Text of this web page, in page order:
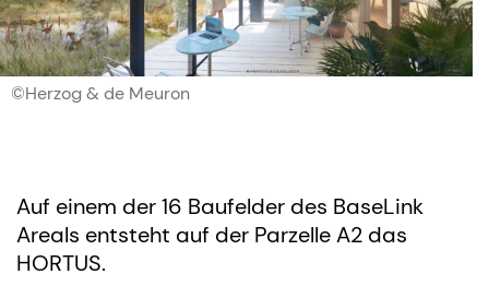
©Herzog & de Meuron
Auf einem der 16 Baufelder des BaseLink
Areals entsteht auf der Parzelle A2 das
HORTUS.